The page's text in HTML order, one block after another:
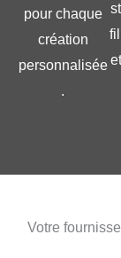
pour chaque
création
personnalisée
.
Votre